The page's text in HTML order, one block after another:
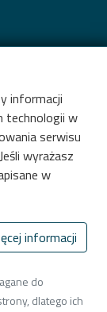
informacji
technologii w
serwisu
wyrażasz
w
informacji
do
dlatego ich